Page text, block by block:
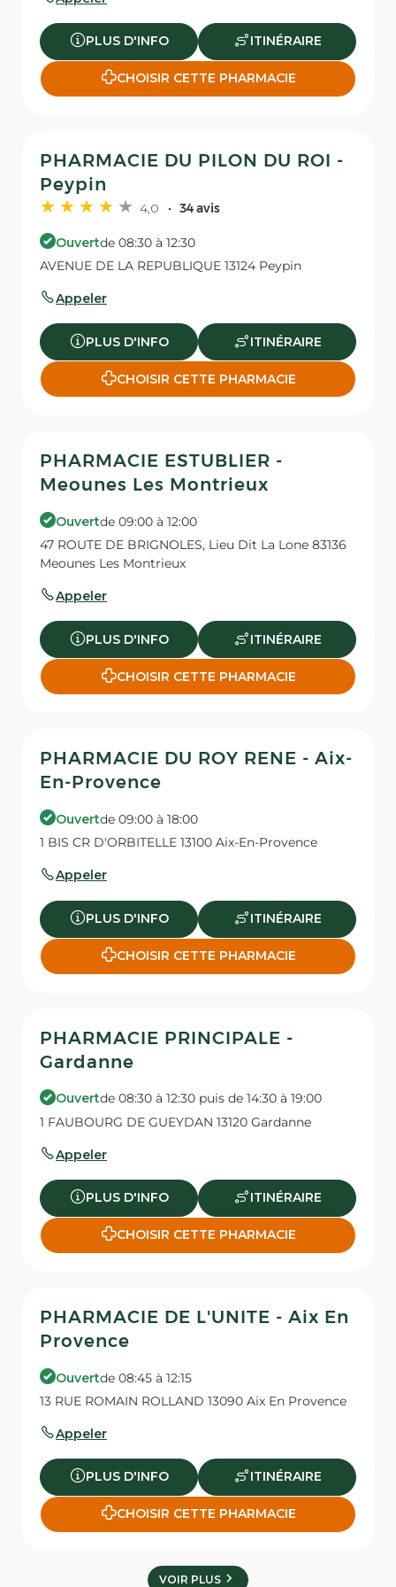
PLUS D'INFO ITINÉRAIRE
CHOISIR CETTE PHARMACIE
PHARMACIE DU PILON DU ROI -
Peypin
4,0 34 avis
Ouvertde 08:30 à 12:30
AVENUE DE LA REPUBLIQUE 13124 Peypin
Appeler
PLUS D'INFO ITINÉRAIRE
CHOISIR CETTE PHARMACIE
PHARMACIE ESTUBLIER -
Meounes Les Montrieux
Ouvertde 09:00 à 12:00
47 ROUTE DE BRIGNOLES, Lieu Dit La Lone 83136
Meounes Les Montrieux
Appeler
PLUS D'INFO ITINÉRAIRE
CHOISIR CETTE PHARMACIE
PHARMACIE DU ROY RENE - Aix-
En-Provence
Ouvertde 09:00 à 18:00
1 BIS CR D'ORBITELLE 13100 Aix-En-Provence
Appeler
PLUS D'INFO ITINÉRAIRE
CHOISIR CETTE PHARMACIE
PHARMACIE PRINCIPALE -
Gardanne
Ouvertde 08:30 à 12:30 puis de 14:30 à 19:00
1 FAUBOURG DE GUEYDAN 13120 Gardanne
Appeler
PLUS D'INFO ITINÉRAIRE
CHOISIR CETTE PHARMACIE
PHARMACIE DE L'UNITE - Aix En
Provence
Ouvertde 08:45 à 12:15
13 RUE ROMAIN ROLLAND 13090 Aix En Provence
Appeler
PLUS D'INFO ITINÉRAIRE
CHOISIR CETTE PHARMACIE
VOIR PLUS